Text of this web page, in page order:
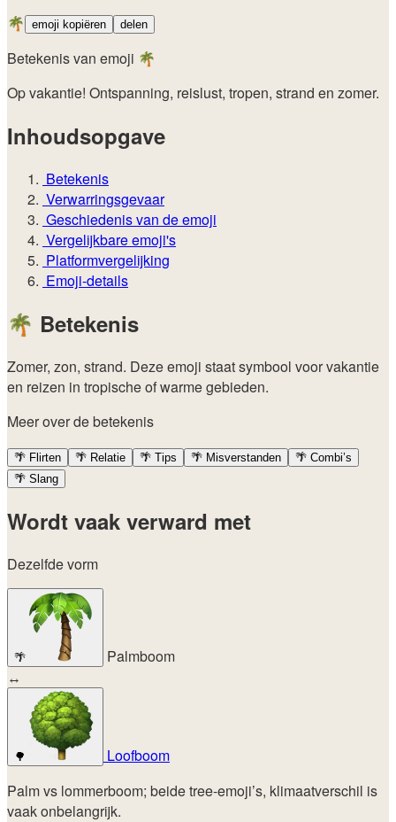
🌴
emoji kopiëren delen
Betekenis van emoji 🌴
Op vakantie! Ontspanning, reislust, tropen, strand en zomer.
Inhoudsopgave
Betekenis
Verwarringsgevaar
Geschiedenis van de emoji
Vergelijkbare emoji's
Platformvergelijking
Emoji-details
🌴 Betekenis
Zomer, zon, strand. Deze emoji staat symbool voor vakantie
en reizen in tropische of warme gebieden.
Meer over de betekenis
🌴 Flirten 🌴 Relatie 🌴 Tips 🌴 Misverstanden 🌴 Combi’s
🌴 Slang
Wordt vaak verward met
Dezelfde vorm
🌴
Palmboom
↔
🌳
Loofboom
Palm vs lommerboom; beide tree-emoji’s, klimaatverschil is
vaak onbelangrijk.